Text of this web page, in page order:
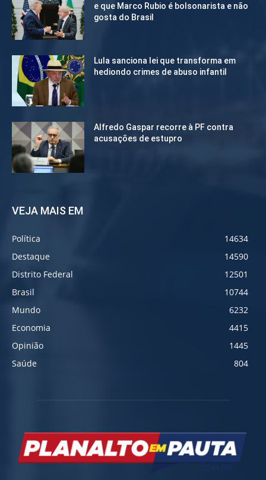
e que Marco Rubio é bolsonarista e não
gosta do Brasil
Lula sanciona lei que transforma em
hediondo crimes de abuso infantil
Alfredo Gaspar recorre à PF contra
acusações de estupro
VEJA MAIS EM
Política
14634
Destaque
14590
Distrito Federal
12501
Brasil
10744
Mundo
6232
Economia
4415
Opinião
1445
Saúde
804